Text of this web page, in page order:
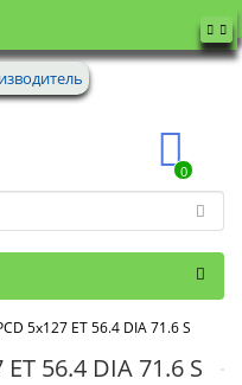
0
5x127 ET 56.4 DIA 71.6 S
56.4 DIA 71.6 S